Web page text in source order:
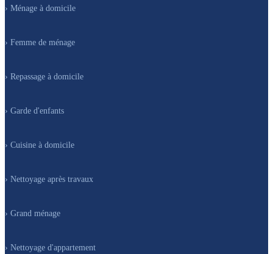
› Ménage à domicile
› Femme de ménage
› Repassage à domicile
› Garde d'enfants
› Cuisine à domicile
› Nettoyage après travaux
› Grand ménage
› Nettoyage d'appartement